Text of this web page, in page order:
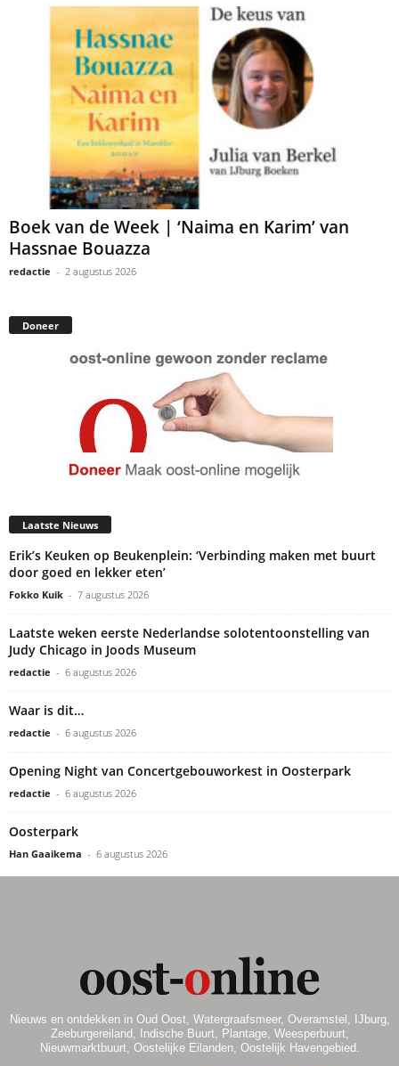
Boek van de Week | ‘Naima en Karim’ van
Hassnae Bouazza
redactie - 2 augustus 2026
Doneer
Laatste Nieuws
Erik’s Keuken op Beukenplein: ‘Verbinding maken met buurt
door goed en lekker eten’
Fokko Kuik - 7 augustus 2026
Laatste weken eerste Nederlandse solotentoonstelling van
Judy Chicago in Joods Museum
redactie - 6 augustus 2026
Waar is dit…
redactie - 6 augustus 2026
Opening Night van Concertgebouworkest in Oosterpark
redactie - 6 augustus 2026
Oosterpark
Han Gaaikema - 6 augustus 2026
Nieuws en ontdekken in Oud Oost, Watergraafsmeer, Overamstel, IJburg,
Zeeburgereiland, Indische Buurt, Plantage, Weesperbuurt,
Nieuwmarktbuurt, Oostelijke Eilanden, Oostelijk Havengebied.